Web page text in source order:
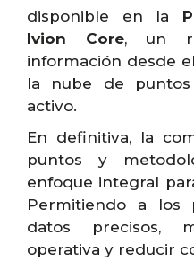
disponible en la
Ivion Core, un
información desde
la nube de
activo.
En definitiva, la
puntos y
enfoque integral
Permitiendo a los
datos precisos,
operativa y reducir